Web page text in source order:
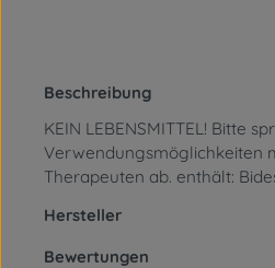
Beschreibung
KEIN LEBENSMITTEL! Bitte
Verwendungsmöglichkeiten
Therapeuten ab. enthält:
Hersteller
Bewertungen